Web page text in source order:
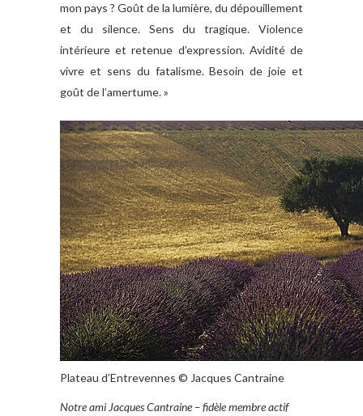
mon pays ? Goût de la lumière, du dépouillement
et du silence. Sens du tragique. Violence
intérieure et retenue d’expression. Avidité de
vivre et sens du fatalisme. Besoin de joie et
goût de l’amertume. »
Plateau d’Entrevennes © Jacques Cantraine
Notre ami Jacques Cantraine – fidèle membre actif